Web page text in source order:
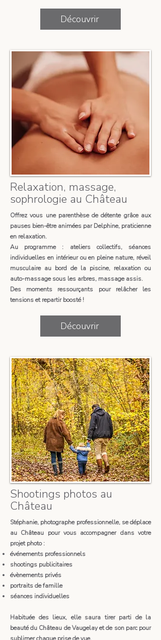
Découvrir
Relaxation, massage,
sophrologie au Château
Offrez vous une parenthèse de détente grâce aux
pauses bien-être animées par Delphine, praticienne
en relaxation.
Au programme : ateliers collectifs, séances
individuelles en intérieur ou en pleine nature, réveil
musculaire au bord de la piscine, relaxation ou
auto-massage sous les arbres, massage assis.
Des moments ressourçants pour relâcher les
tensions et repartir boosté !
Découvrir
Shootings photos au
Château
Stéphanie, photographe professionnelle, se déplace
au Château pour vous accompagner dans votre
projet photo :
événements professionnels
shootings publicitaires
évènements privés
portraits de famille
séances individuelles
Habituée des lieux, elle saura tirer parti de la
beauté du Château de Vaugelay et de son parc pour